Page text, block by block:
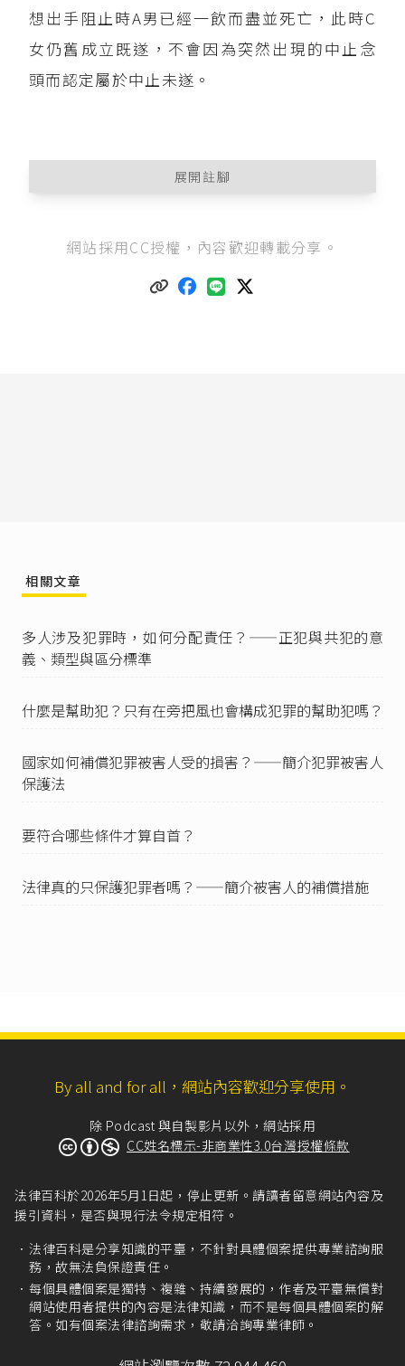
想出手阻止時A男已經一飲而盡並死亡，此時C
女仍舊成立既遂，不會因為突然出現的中止念
頭而認定屬於中止未遂。
展開註腳
者，為未遂犯。II未遂犯之處罰，以有特別規定者
為限，並得按既遂犯之刑減輕之。」
網站採用CC授權，內容歡迎轉載分享。
相關文章
多人涉及犯罪時，如何分配責任？——正犯與共犯的意
義、類型與區分標準
什麼是幫助犯？只有在旁把風也會構成犯罪的幫助犯嗎？
國家如何補償犯罪被害人受的損害？——簡介犯罪被害人
保護法
要符合哪些條件才算自首？
法律真的只保護犯罪者嗎？——簡介被害人的補償措施
By all and for all，網站內容歡迎分享使用。
除 Podcast 與自製影片以外，網站採用
CC姓名標示-非商業性3.0台灣授權條款
法律百科於2026年5月1日起，停止更新。請讀者留意網站內容及
援引資料，是否與現行法令規定相符。
法律百科是分享知識的平臺，不針對具體個案提供專業諮詢服
務，故無法負保證責任。
每個具體個案是獨特、複雜、持續發展的，作者及平臺無償對
網站使用者提供的內容是法律知識，而不是每個具體個案的解
答。如有個案法律諮詢需求，敬請洽詢專業律師。